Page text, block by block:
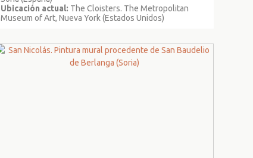
Ubicación actual: The Cloisters. The Metropolitan
Museum of Art, Nueva York (Estados Unidos)